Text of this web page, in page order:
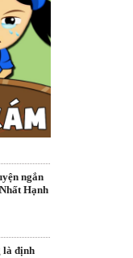
ngắn
Hạnh
là định